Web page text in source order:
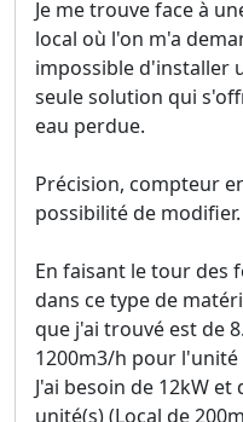
Je me trouve face à
local où l'on m'a
impossible d'installer
seule solution qui
eau perdue.
Précision, compteur
possibilité de modifier.
En faisant le tour des
dans ce type de
que j'ai trouvé est de
1200m3/h pour
J'ai besoin de 12kW
unité(s) (Local de